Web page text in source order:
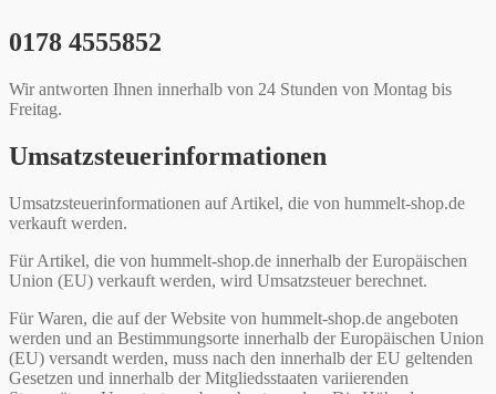
0178 4555852
Wir antworten Ihnen innerhalb von 24 Stunden von Montag bis
Freitag.
Umsatzsteuerinformationen
Umsatzsteuerinformationen auf Artikel, die von hummelt-shop.de
verkauft werden.
Für Artikel, die von hummelt-shop.de innerhalb der Europäischen
Union (EU) verkauft werden, wird Umsatzsteuer berechnet.
Für Waren, die auf der Website von hummelt-shop.de angeboten
werden und an Bestimmungsorte innerhalb der Europäischen Union
(EU) versandt werden, muss nach den innerhalb der EU geltenden
Gesetzen und innerhalb der Mitgliedsstaaten variierenden